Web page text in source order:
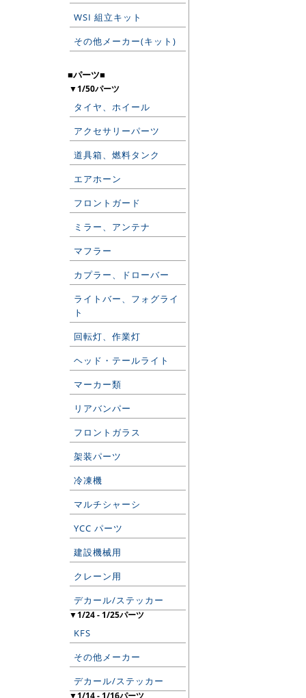
WSI 組立キット
その他メーカー(キット)
■パーツ■
▼1/50パーツ
タイヤ、ホイール
アクセサリーパーツ
道具箱、燃料タンク
エアホーン
フロントガード
ミラー、アンテナ
マフラー
カプラー、ドローバー
ライトバー、フォグライ
ト
回転灯、作業灯
ヘッド・テールライト
マーカー類
リアバンパー
フロントガラス
架装パーツ
冷凍機
マルチシャーシ
YCC パーツ
建設機械用
クレーン用
デカール/ステッカー
▼1/24 - 1/25パーツ
KFS
その他メーカー
デカール/ステッカー
▼1/14 - 1/16パーツ